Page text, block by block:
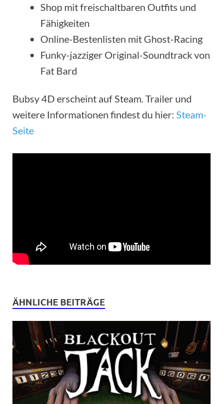
Shop mit freischaltbaren Outfits und
Fähigkeiten
Online-Bestenlisten mit Ghost-Racing
Funky-jazziger Original-Soundtrack von
Fat Bard
Bubsy 4D erscheint auf Steam. Trailer und
weitere Informationen findest du hier: Steam-
Seite
ÄHNLICHE BEITRÄGE